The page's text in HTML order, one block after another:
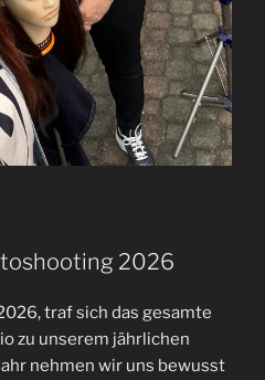
2026
traf sich das gesamte
zu unserem jährlichen
nehmen wir uns bewusst